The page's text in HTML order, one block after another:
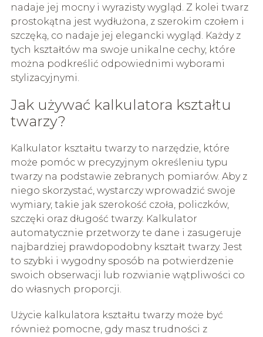
nadaje jej mocny i wyrazisty wygląd. Z kolei twarz
prostokątna jest wydłużona, z szerokim czołem i
szczęką, co nadaje jej elegancki wygląd. Każdy z
tych kształtów ma swoje unikalne cechy, które
można podkreślić odpowiednimi wyborami
stylizacyjnymi.
Jak używać kalkulatora kształtu
twarzy?
Kalkulator kształtu twarzy to narzędzie, które
może pomóc w precyzyjnym określeniu typu
twarzy na podstawie zebranych pomiarów. Aby z
niego skorzystać, wystarczy wprowadzić swoje
wymiary, takie jak szerokość czoła, policzków,
szczęki oraz długość twarzy. Kalkulator
automatycznie przetworzy te dane i zasugeruje
najbardziej prawdopodobny kształt twarzy. Jest
to szybki i wygodny sposób na potwierdzenie
swoich obserwacji lub rozwianie wątpliwości co
do własnych proporcji.
Użycie kalkulatora kształtu twarzy może być
również pomocne, gdy masz trudności z